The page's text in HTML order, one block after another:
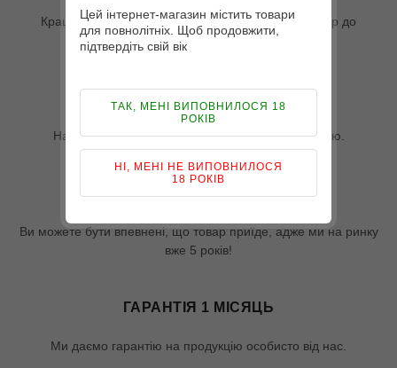
Кращі кур`єри України, наш кур`єр доставить товар до
дверей без зайвих питань.
Надсилаємо товар по всій Україні Новою поштою.
БЕЗПЕКА ПОКУПКИ
Ви можете бути впевнені, що товар приїде, адже ми на ринку
вже 5 років!
ГАРАНТІЯ 1 МІСЯЦЬ
Ми даємо гарантію на продукцію особисто від нас.
Цей інтернет-магазин містить товари
для повнолітніх. Щоб продовжити,
підтвердіть свій вік
ТАК, МЕНІ ВИПОВНИЛОСЯ 18
РОКІВ
НІ, МЕНІ НЕ ВИПОВНИЛОСЯ
18 РОКІВ